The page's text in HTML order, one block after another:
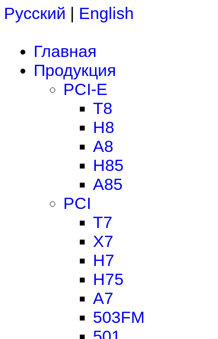
Русский | English
Главная
Продукция
PCI-E
T8
H8
A8
H85
A85
PCI
T7
X7
H7
H75
A7
503FM